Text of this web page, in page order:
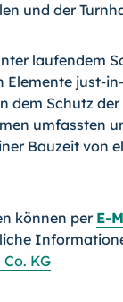
und der
laufendem
Elemente just-
dem Schutz
umfassten
Bauzeit von
können per E-
KG